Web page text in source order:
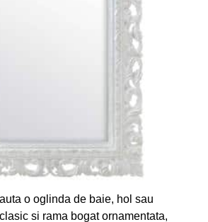
o oglinda de baie, hol sau
si rama bogat ornamentata,